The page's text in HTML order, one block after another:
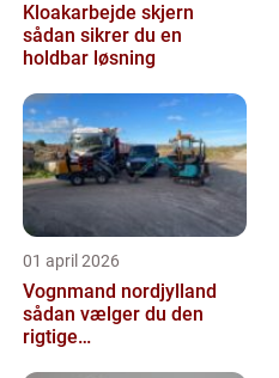
Kloakarbejde skjern
sådan sikrer du en
holdbar løsning
01 april 2026
Vognmand nordjylland
sådan vælger du den
rigtige